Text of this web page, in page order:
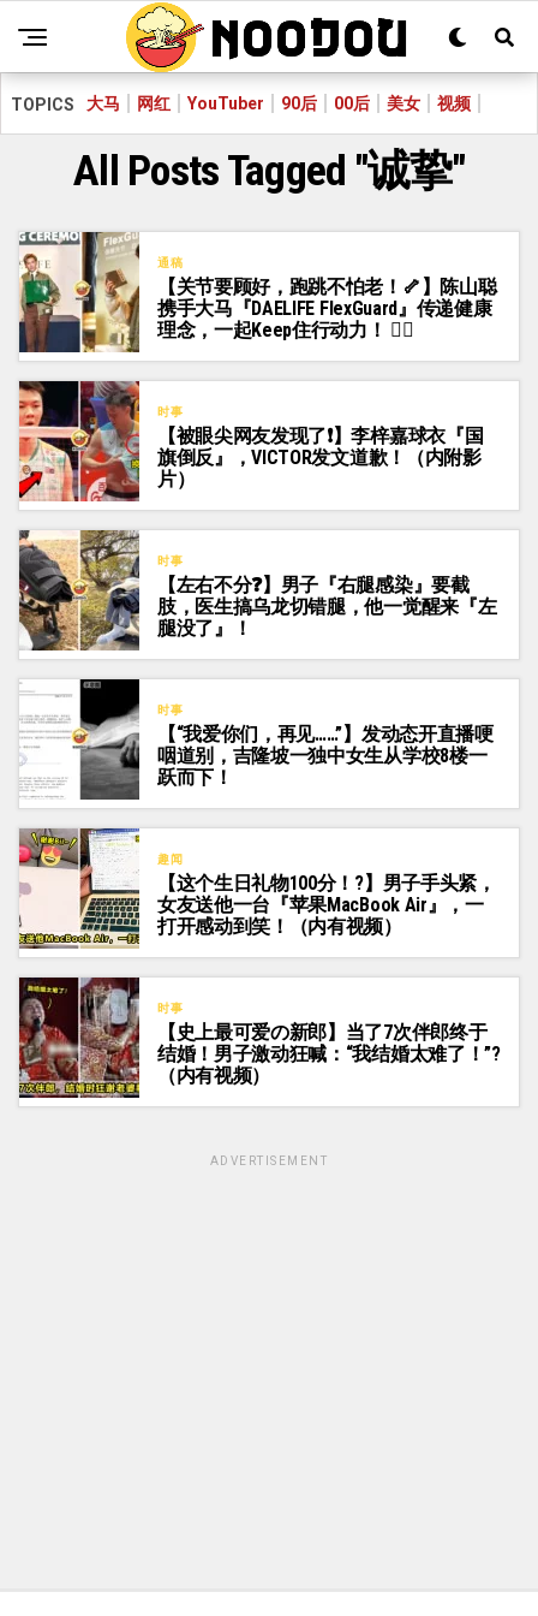
TOPICS 大马 网红 YouTuber 90后 00后 美女 视频
All Posts Tagged "诚挚"
通稿
【关节要顾好，跑跳不怕老！🦴】陈山聪
携手大马『DAELIFE FlexGuard』传递健康
理念，一起Keep住行动力！ 🏃‍♂️
时事
【被眼尖网友发现了❗】李梓嘉球衣『国
旗倒反』，VICTOR发文道歉！（内附影
片）
时事
【左右不分❓】男子『右腿感染』要截
肢，医生搞乌龙切错腿，他一觉醒来『左
腿没了』！
时事
【“我爱你们，再见……”】发动态开直播哽
咽道别，吉隆坡一独中女生从学校8楼一
跃而下！
趣闻
【这个生日礼物100分！?】男子手头紧，
女友送他一台『苹果MacBook Air』，一
打开感动到笑！（内有视频）
时事
【史上最可爱の新郎】当了7次伴郎终于
结婚！男子激动狂喊：“我结婚太难了！”?
（内有视频）
ADVERTISEMENT